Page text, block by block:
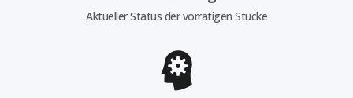
Aktueller Status der vorrätigen Stücke